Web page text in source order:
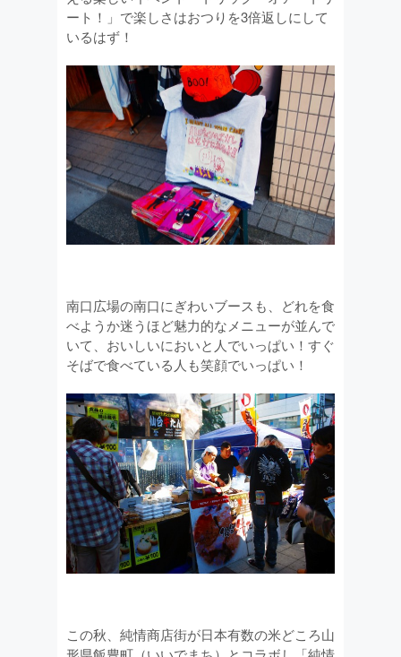
ート！」で楽しさはおつりを3倍返しにして
いるはず！
南口広場の南口にぎわいブースも、どれを食
べようか迷うほど魅力的なメニューが並んで
いて、おいしいにおいと人でいっぱい！すぐ
そばで食べている人も笑顔でいっぱい！
この秋、純情商店街が日本有数の米どころ山